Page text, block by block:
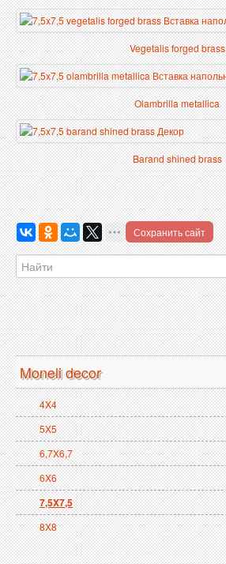
Vegetalis forged brass
Olambrilla metallica
Barand shined brass
Сохранить сайт
Moneli decor
4X4
5X5
6,7X6,7
6X6
7,5X7,5
8X8